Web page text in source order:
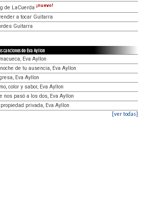
de LaCuerda ¡nuevo!
a tocar Guitarra
Guitarra
canciones de Eva Ayllon
Eva Ayllon
de tu ausencia, Eva Ayllon
Eva Ayllon
color y sabor, Eva Ayllon
nos pasó a los dos, Eva Ayllon
privada, Eva Ayllon
[ver todas]